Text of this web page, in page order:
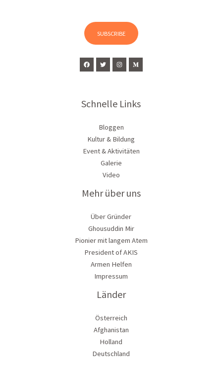
SUBSCRIBE
Schnelle Links
Bloggen
Kultur & Bildung
Event & Aktivitäten
Galerie
Video
Mehr über uns
Über Gründer
Ghousuddin Mir
Pionier mit langem Atem
President of AKIS
Armen Helfen
Impressum
Länder
Österreich
Afghanistan
Holland
Deutschland